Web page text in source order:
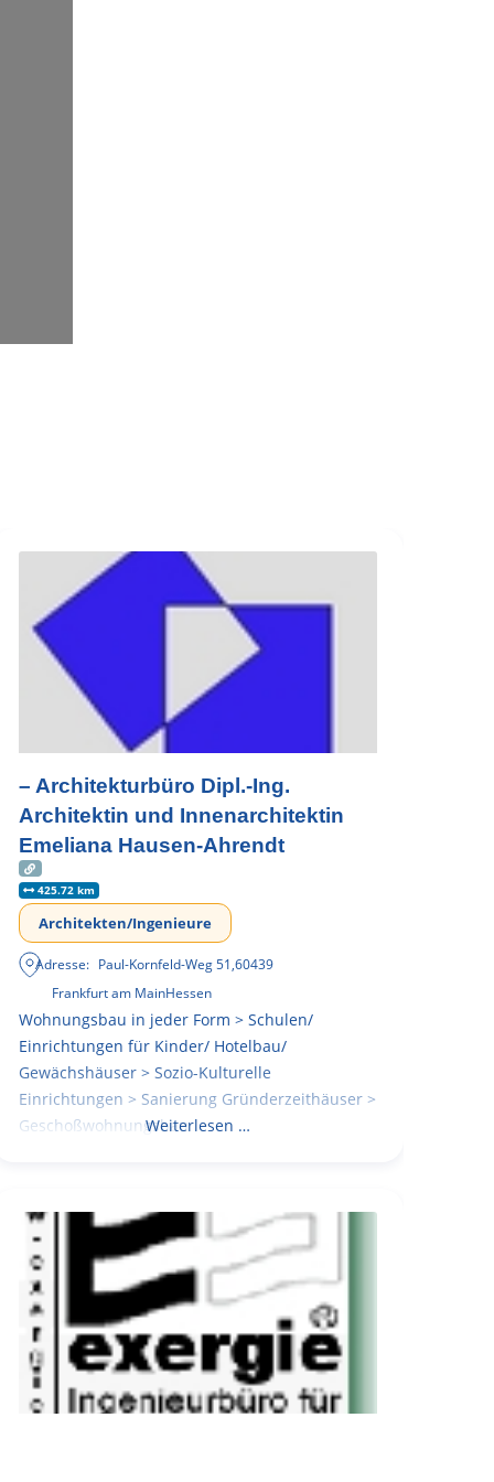
– Architekturbüro Dipl.-Ing.
Architektin und Innenarchitektin
Emeliana Hausen-Ahrendt
425.72 km
Architekten/Ingenieure
Adresse: Paul-Kornfeld-Weg 51,60439
Frankfurt am MainHessen
Wohnungsbau in jeder Form > Schulen/
Einrichtungen für Kinder/ Hotelbau/
Gewächshäuser > Sozio-Kulturelle
Einrichtungen > Sanierung Gründerzeithäuser >
GeschoßwohnungsbauWeiterlesen …